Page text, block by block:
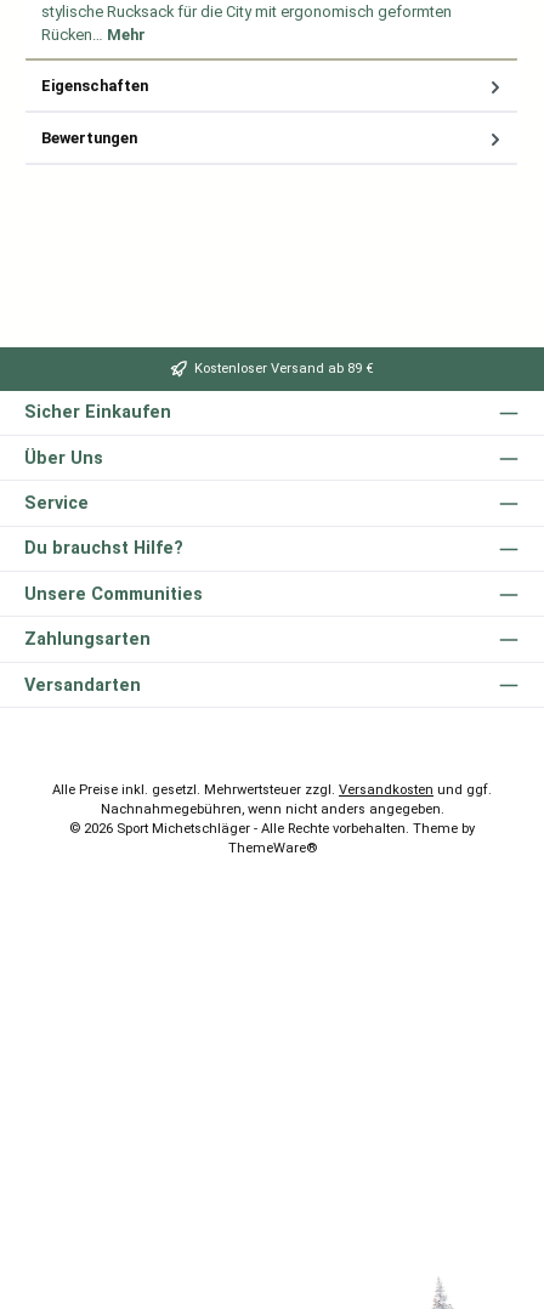
stylische Rucksack für die City mit ergonomisch geformten
Rücken… Mehr
Eigenschaften
Bewertungen
Kostenloser Versand ab 89 €
Sicher Einkaufen
Über Uns
Service
Du brauchst Hilfe?
Unsere Communities
Zahlungsarten
Versandarten
Alle Preise inkl. gesetzl. Mehrwertsteuer zzgl. Versandkosten und ggf.
Nachnahmegebühren, wenn nicht anders angegeben.
© 2026 Sport Michetschläger - Alle Rechte vorbehalten. Theme by
ThemeWare®